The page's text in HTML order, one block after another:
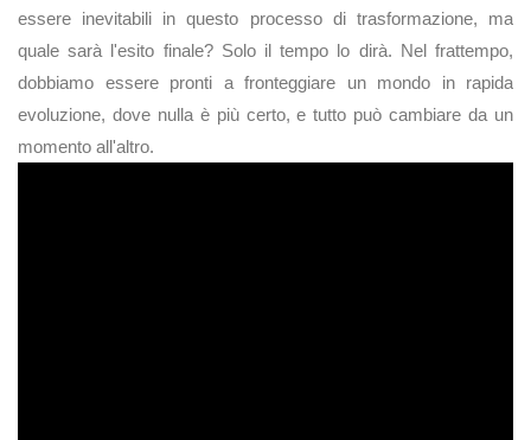
essere inevitabili in questo processo di trasformazione, ma
quale sarà l'esito finale? Solo il tempo lo dirà. Nel frattempo,
dobbiamo essere pronti a fronteggiare un mondo in rapida
evoluzione, dove nulla è più certo, e tutto può cambiare da un
momento all'altro.